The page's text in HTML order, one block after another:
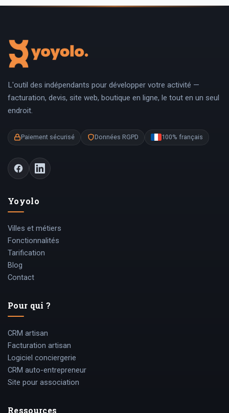
L'outil des indépendants pour développer votre activité —
facturation, devis, site web, boutique en ligne, le tout en un seul
endroit.
Paiement sécurisé Données RGPD 100% français
Yoyolo
Villes et métiers
Fonctionnalités
Tarification
Blog
Contact
Pour qui ?
CRM artisan
Facturation artisan
Logiciel conciergerie
CRM auto-entrepreneur
Site pour association
Ressources